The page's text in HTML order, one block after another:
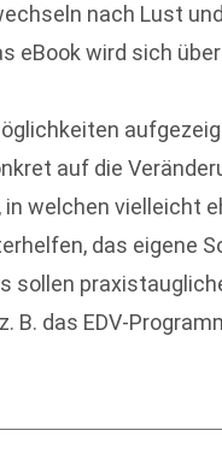
nach Lust
eBook wird sich
auf die
in welchen vielleicht
das eigene
sollen
B. das EDV-